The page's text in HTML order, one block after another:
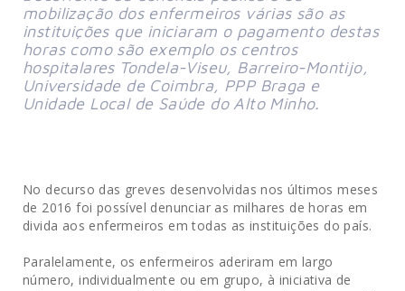
mobilização dos enfermeiros várias são as
instituições que iniciaram o pagamento destas
horas como são exemplo os centros
hospitalares Tondela-Viseu, Barreiro-Montijo,
Universidade de Coimbra, PPP Braga e
Unidade Local de Saúde do Alto Minho.
No decurso das greves desenvolvidas nos últimos meses
de 2016 foi possível denunciar as milhares de horas em
divida aos enfermeiros em todas as instituições do país.
Paralelamente, os enfermeiros aderiram em largo
número, individualmente ou em grupo, à iniciativa de